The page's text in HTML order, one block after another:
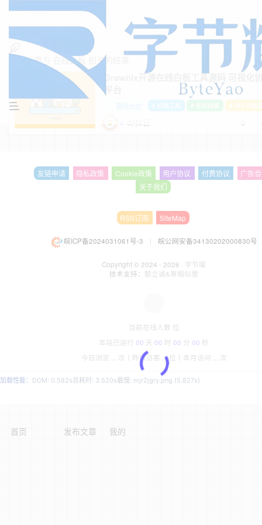
找到 1 篇与 在线白板 相关的结果
Drawnix开源在线白板工具源码 可视化
3月2日 0
友链申请 隐私政策 Cookie政策 用户协议 付费协议
广告
关于我们
RSS订阅 SiteMap
皖ICP备2024031061号-3 | 皖公网安备34130202000830号
Copyright © 2024 - 2026 · 字节曜
技术支持： 颤立诚&寒烟似雪
当前在线人数 位
本站已运行 00 天 00 时 00 分 00 秒
今日浏览
次丨 昨日访客 ...位丨 本月访问 次
加载性能： DOM: 0.582s总耗时: 3.520s最慢: mjr2jgry.png (5.827s)
首页 发布文章 我的